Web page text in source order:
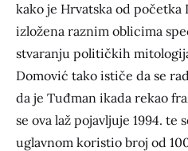
kako je Hrvatska od početka
izložena raznim oblicima
stvaranju političkih
Domović tako ističe da se
da je Tuđman ikada rekao
se ova laž pojavljuje 1994. te
uglavnom koristio broj od